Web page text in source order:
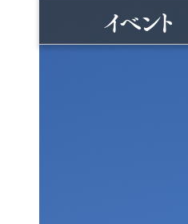
イベント